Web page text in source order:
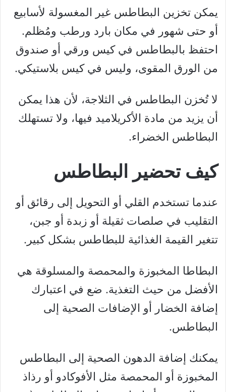
يمكن تخزين البطاطس غير المغسولة لأسابيع
أو حتى شهور في مكان بارد ورطب ومُظلم.
احتفظ بالبطاطس في كيس ورقي أو صندوق
من الورق المقوى، وليس في كيس بلاستيكي.
لا تُخزن البطاطس في الثلاجة، لأن هذا يمكن
أن يزيد من مادة الأكريلاميد فيها، ولا تستهلك
البطاطس الخضراء.
كيف تحضير البطاطس
عندما تستخدم القلي أو التحويل إلى رقائق أو
التقليب في صلصات ثقيلة أو زبدة أو جبن،
تتغير القيمة الغذائية للبطاطس بشكل كبير.
البطاطا المخبوزة والمحمصة والمسلوقة هي
الأفضل من حيث التغذية. ضع في اعتبارك
إضافة الخضار أو الإضافات الصحية إلى
البطاطس.
يمكنك إضافة الدهون الصحية إلى البطاطس
المخبوزة أو المحمصة مثل الأفوكادو أو رذاذ